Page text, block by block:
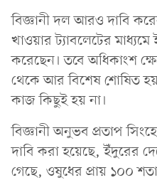
বিজ্ঞানী দল আরও দাবি
খাওয়ার ট্যাবলেটের মাধ্যমে
করেছেন। তবে অধিকাংশ
থেকে আর বিশেষ শোষিত
কাজ কিছুই হয় না।
বিজ্ঞানী অনুভব প্রতাপ
দাবি করা হয়েছে, ইঁদুরের
গেছে, ওষুধের প্রায় ১০০